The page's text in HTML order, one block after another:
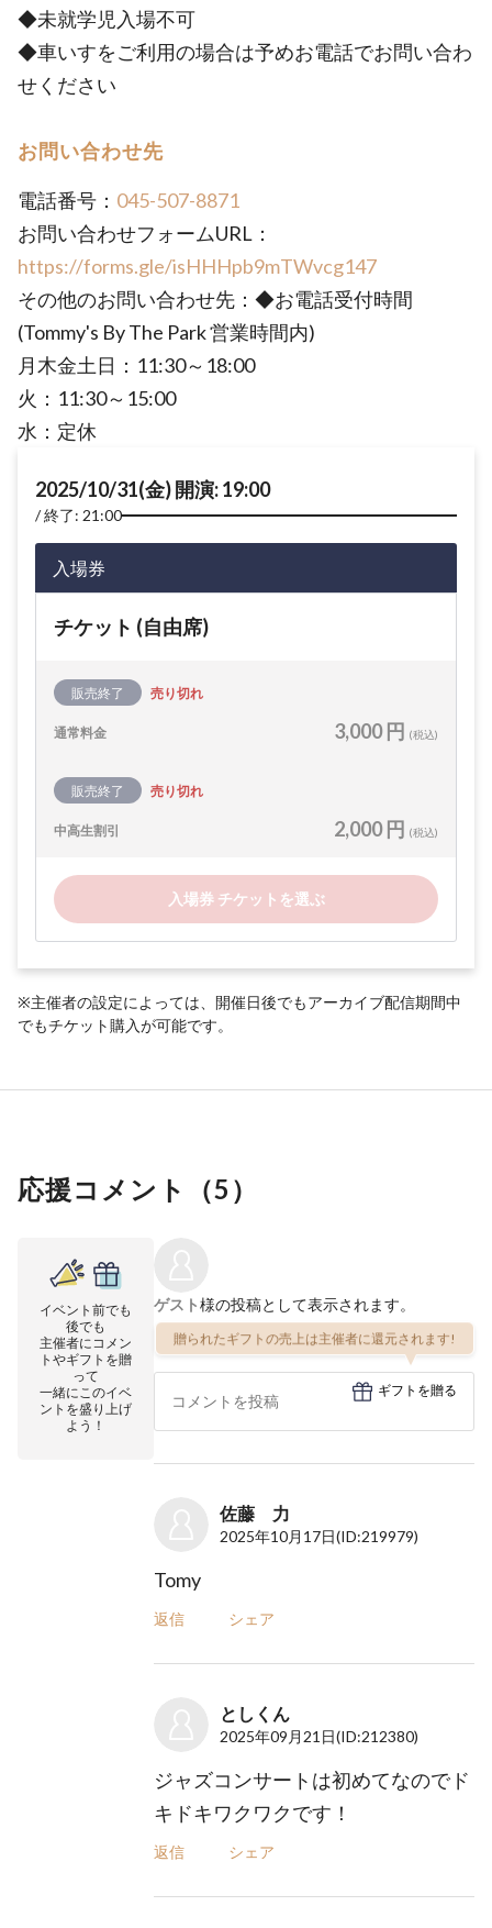
◆未就学児入場不可
◆車いすをご利用の場合は予めお電話でお問い合わ
せください
お問い合わせ先
電話番号： 045-507-8871
お問い合わせフォームURL：
https://forms.gle/isHHHpb9mTWvcg147
その他のお問い合わせ先：◆お電話受付時間
(Tommy's By The Park 営業時間内)
月木金土日：11:30～18:00
火：11:30～15:00
水：定休
2025/10/31(金) 開演: 19:00
終了: 21:00
入場券
チケット (自由席)
販売終了 売り切れ
通常料金 3,000 円 (税込)
販売終了 売り切れ
中高生割引 2,000 円 (税込)
入場券 チケットを選ぶ
※主催者の設定によっては、開催日後でもアーカイブ配信期間中
でもチケット購入が可能です。
応援コメント（5 ）
イベント前でも
後でも
主催者にコメン
トやギフトを贈
って
一緒にこのイベ
ントを盛り上げ
よう！
ゲスト様の投稿として表示されます。
贈られたギフトの売上は主催者に還元されます!
ギフトを贈る
佐藤 力
2025年10月17日(ID:219979)
Tomy
返信 シェア
としくん
2025年09月21日(ID:212380)
ジャズコンサートは初めてなのでド
キドキワクワクです！
返信 シェア